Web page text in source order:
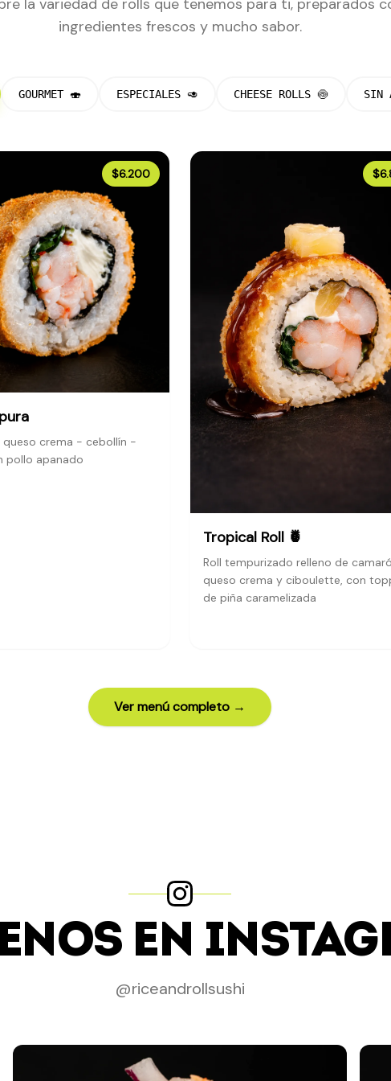
la variedad de rolls que tenemos para ti, preparados
ingredientes frescos y mucho sabor.
GOURMET 🍣 ESPECIALES 🥑 CHEESE ROLLS 🍥 SIN
$6.200
crema - cebollín -
pollo apanado
Tropical Roll 🍍
Roll tempurizado relleno de
queso crema y ciboulette, con
de piña caramelizada
Ver menú completo →
EN
@riceandrollsushi